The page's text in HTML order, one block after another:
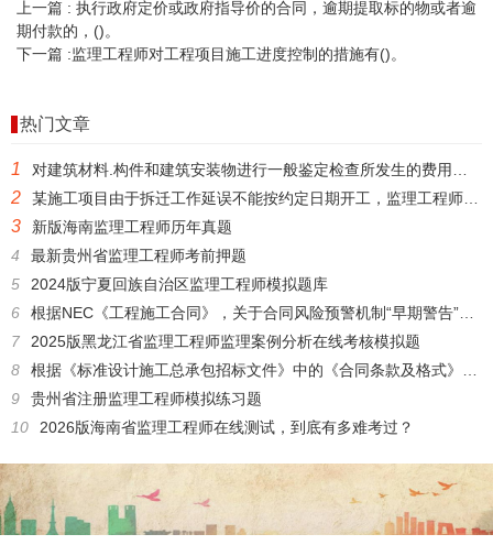
上一篇 : 执行政府定价或政府指导价的合同，逾期提取标的物或者逾
期付款的，()。
下一篇 :监理工程师对工程项目施工进度控制的措施有()。
热门文章
1 对建筑材料.构件和建筑安装物进行一般鉴定检查所发生的费用属于()。
2 某施工项目由于拆迁工作延误不能按约定日期开工，监理工程师以书面形式通知承包人推迟开工时间，则发包人()。
3
新版海南监理工程师历年真题
4
最新贵州省监理工程师考前押题
5
2024版宁夏回族自治区监理工程师模拟题库
6
根据NEC《工程施工合同》，关于合同风险预警机制“早期警告”的说法，正确的是()。
7
2025版黑龙江省监理工程师监理案例分析在线考核模拟题
8
根据《标准设计施工总承包招标文件》中的《合同条款及格式》，对于施工中遇到的不可预见物质条件风险，正确的处理方式是()。
9
贵州省注册监理工程师模拟练习题
10
2026版海南省监理工程师在线测试，到底有多难考过？